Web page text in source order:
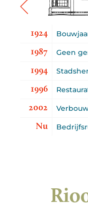
1924
1987 Geen
1994
1996
2002
Nu